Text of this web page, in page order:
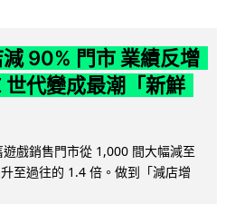
90% 門市 業績反增
世代變成最潮「新鮮
戲銷售門市從 1,000 間大幅減至
至過往的 1.4 倍。做到「減店增